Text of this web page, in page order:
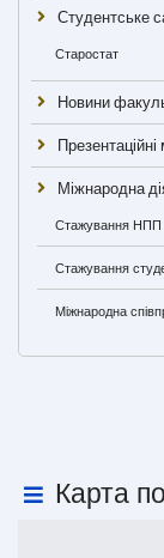
Студентське
Старостат
Новини
Міжнародна
Стажування НПП
Стажування
Міжнародна
Карта